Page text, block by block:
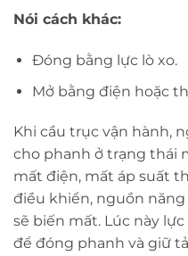
Nói cách khác:
Đóng bằng lực lò xo.
Mở bằng điện hoặc
Khi cầu trục vận hành,
cho phanh ở trạng thái
mất điện, mất áp suất
điều khiển, nguồn
sẽ biến mất. Lúc này
để đóng phanh và giữ